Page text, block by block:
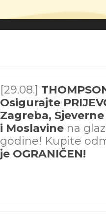
[29.08.]
Osigurajte
Zagreba,
i Moslavine na
godine! Kupite
je OGRANIČEN!